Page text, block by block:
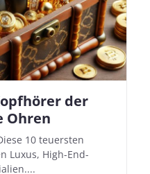
der
Ohren
10 teuersten
Luxus, High-End-
iOS 18.1:
Hörgeräte-
Pro 2 verwandelt